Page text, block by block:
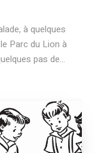
à quelques
Parc du Lion à
pas de...